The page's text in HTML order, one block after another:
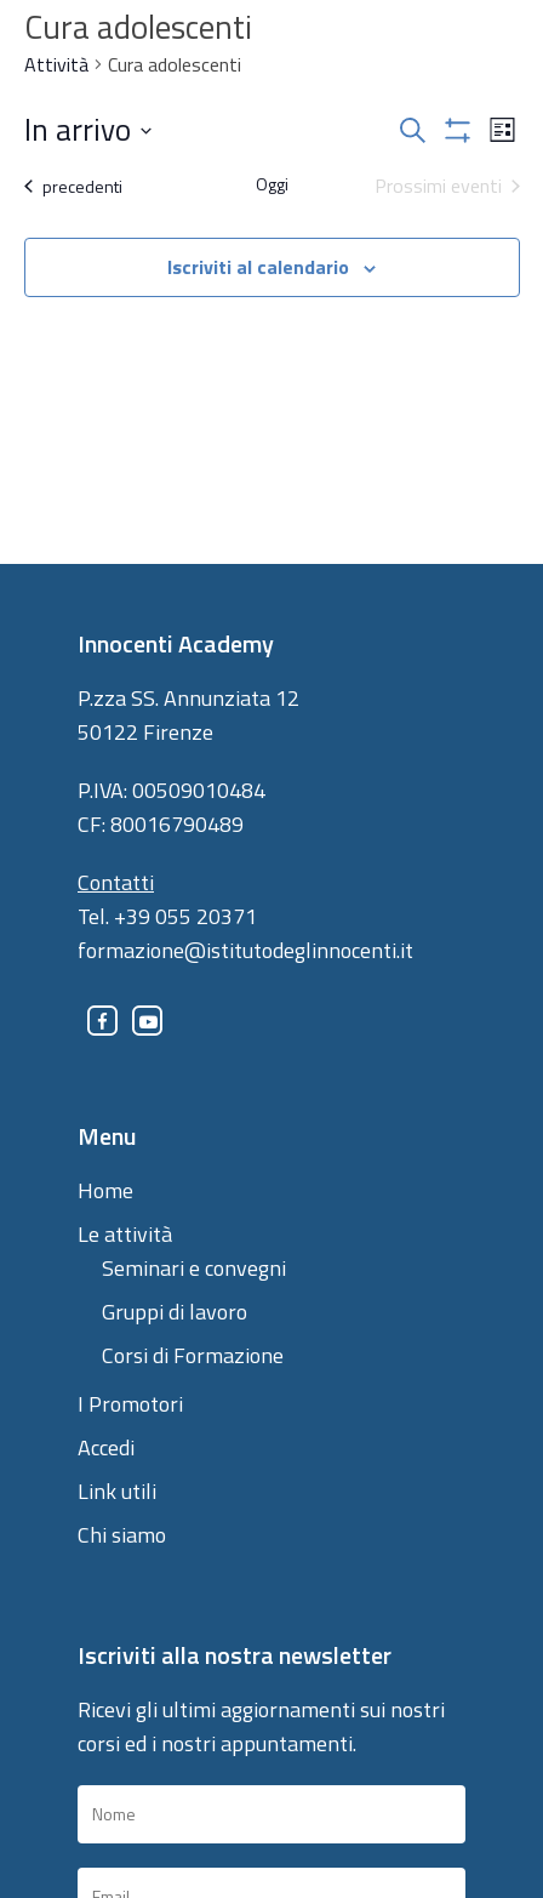
Cura adolescenti
Attività Cura adolescenti
Attività
Ricerca
e
Cerca Lista
In arrivo
la
data.
Attività
precedenti Oggi Prossimi eventi
Iscriviti al calendario
Innocenti Academy
P.zza SS. Annunziata 12
50122 Firenze
P.IVA: 00509010484
CF: 80016790489
Contatti
Tel. +39 055 20371
formazione@istitutodeglinnocenti.it
Menu
Home
Le attività
Seminari e convegni
Gruppi di lavoro
Corsi di Formazione
I Promotori
Accedi
Link utili
Chi siamo
Iscriviti alla nostra newsletter
Ricevi gli ultimi aggiornamenti sui nostri
corsi ed i nostri appuntamenti.